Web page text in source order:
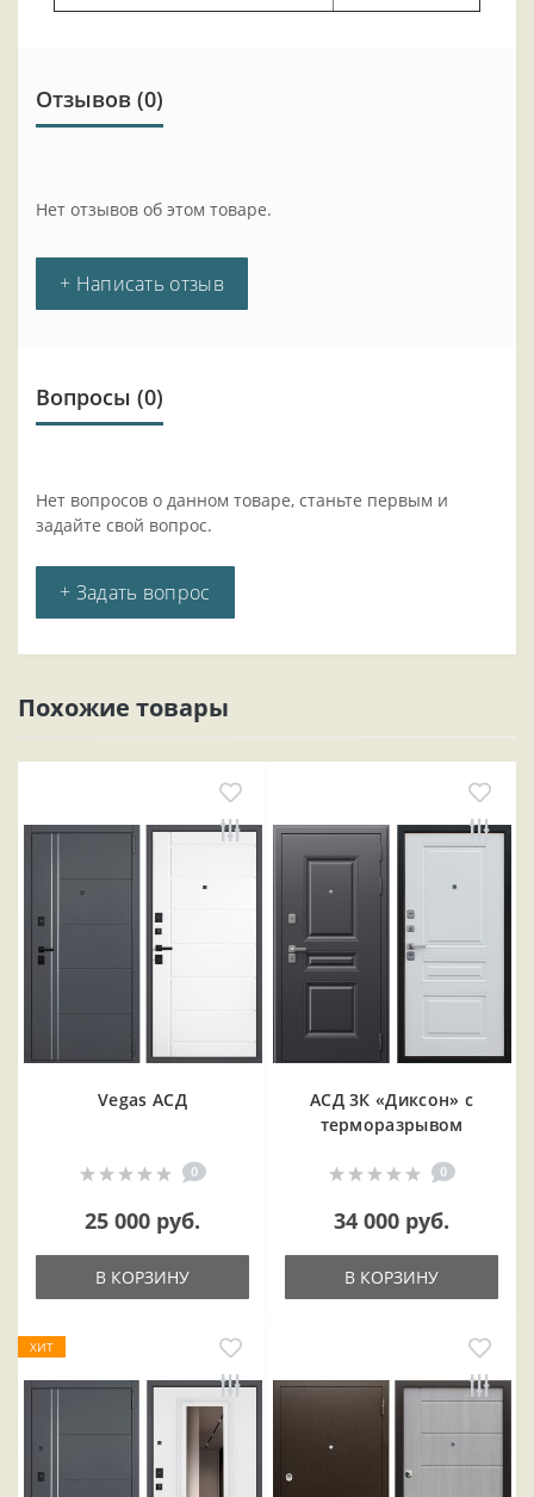
Отзывов (0)
Нет отзывов об этом товаре.
+ Написать отзыв
Вопросы (0)
Нет вопросов о данном товаре, станьте первым и
задайте свой вопрос.
+ Задать вопрос
Похожие товары
Vegas АСД
0
25 000 руб.
В КОРЗИНУ
АСД 3К «Диксон» с
терморазрывом
0
34 000 руб.
В КОРЗИНУ
ХИТ